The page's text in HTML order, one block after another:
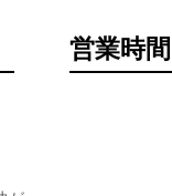
営業時間